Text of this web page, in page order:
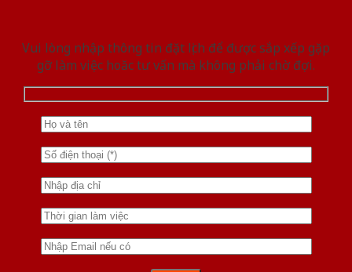
Vui lòng nhập thông tin đặt lịch để được sắp xếp gặp
gỡ làm việc hoăc tư vấn mà không phải chờ đợi.